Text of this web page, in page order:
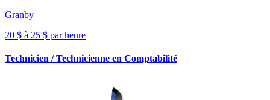
Granby
20 $ à 25 $ par heure
Technicien / Technicienne en Comptabilité